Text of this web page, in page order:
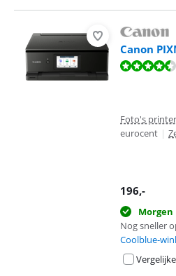
Canon
Beoordeling is 9,4 van de 10, gebaseerd
Foto's
eurocent |
196,-
Morgen
Nog sneller
Coolblue-